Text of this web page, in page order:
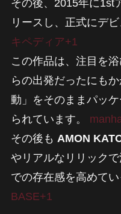
その後、2015年に1st
リースし、正式にデ
キペディア+1
この作品は、注目を
らの出発だったにも
動」をそのままパッ
られています。
その後も AMON
やリアルなリリック
での存在感を高めて
BASE+1